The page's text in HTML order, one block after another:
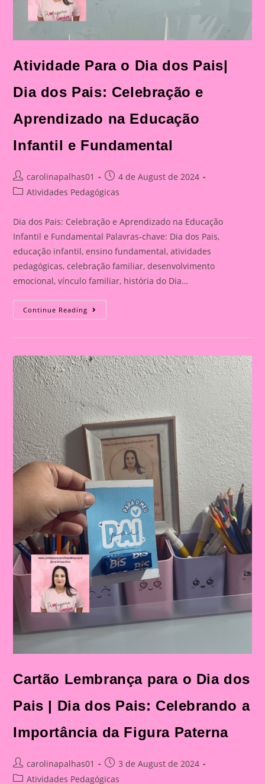
Atividade Para o Dia dos Pais|
Dia dos Pais: Celebração e
Aprendizado na Educação
Infantil e Fundamental
Post
author:
carolinapalhas01
Post
published:
4 de August de 2024
PostAtividades Pedagógicas
Dia dos Pais: Celebração e Aprendizado na Educação
Infantil e Fundamental Palavras-chave: Dia dos Pais,
educação infantil, ensino fundamental, atividades
pedagógicas, celebração familiar, desenvolvimento
emocional, vínculo familiar, história do Dia…
Continue Reading Atividade
Para
Dia
Dia
Dos
Pais:
Celebração
E
Aprendizado
Na
Educação
Infantil
E
Fundamental
Cartão Lembrança para o Dia dos
Pais | Dia dos Pais: Celebrando a
Importância da Figura Paterna
Post
author:
carolinapalhas01
Post
published:
3 de August de 2024
PostAtividades Pedagógicas